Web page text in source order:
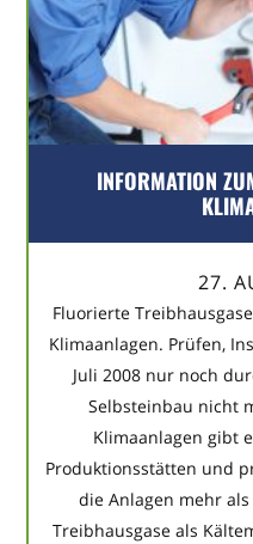
INFORMATION
27.
Fluorierte
Klimaanlagen. Prüfen,
Juli 2008 nur noch
Selbsteinbau nicht
Klimaanlagen gibt
Produktionsstätten und
die Anlagen mehr
Treibhausgase als